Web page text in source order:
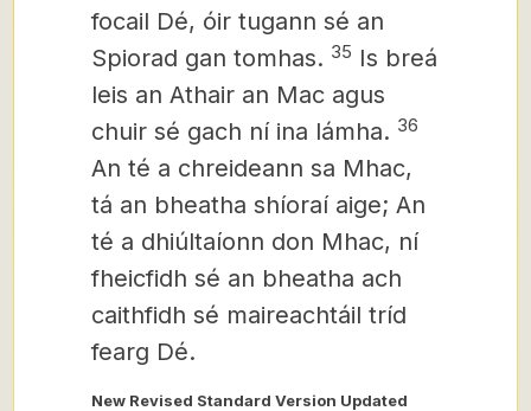
focail Dé, óir tugann sé an
Spiorad gan tomhas. 35 Is breá
leis an Athair an Mac agus
chuir sé gach ní ina lámha. 36
An té a chreideann sa Mhac,
tá an bheatha shíoraí aige; An
té a dhiúltaíonn don Mhac, ní
fheicfidh sé an bheatha ach
caithfidh sé maireachtáil tríd
fearg Dé.
New Revised Standard Version Updated